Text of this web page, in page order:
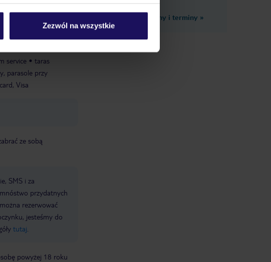
Zezwól na wszystkie
service
taras
parasole przy
Visa
ze sobą
SMS i za
przydatnych
rezerwować
jesteśmy do
tutaj
powyżej 18 roku
Zobacz inne ceny i terminy »